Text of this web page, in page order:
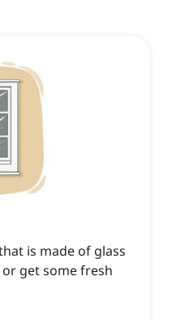
is made of glass
get some fresh